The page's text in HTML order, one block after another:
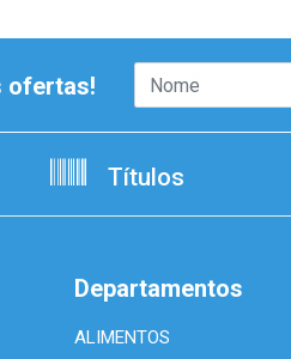
ofertas!
Títulos
Departamentos
ALIMENTOS